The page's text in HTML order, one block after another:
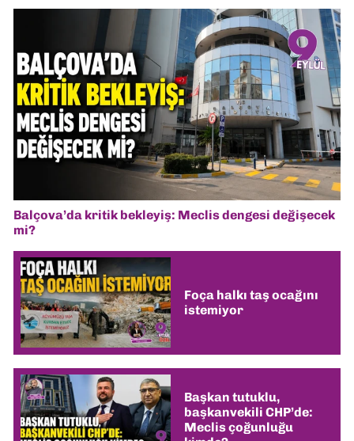
Balçova’da kritik bekleyiş: Meclis dengesi değişecek
mi?
Foça halkı taş ocağını
istemiyor
Başkan tutuklu,
başkanvekili CHP’de:
Meclis çoğunluğu